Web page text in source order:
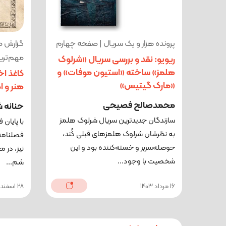
پرونده هزار و یک سریال | صفحه چهارم
ریویو: نقد و بررسی سریال «شرلوک
هلمز» ساخته «استیون موفات» و
«مارک گیتیس»
محمدصالح فصیحی
سازندگان جدیدترین سریال شرلوک هلمز
به‌‌ نظرشان شرلوک هلمزهای قبلی کُند،
حوصله‌سربر و خسته‌‌کننده بود و این
شخصیت با وجود...
16 مرداد 1403
گزارش
کاغذ
هنر و
حنانه
با
نیز،
شم...
28 اسفند 1402